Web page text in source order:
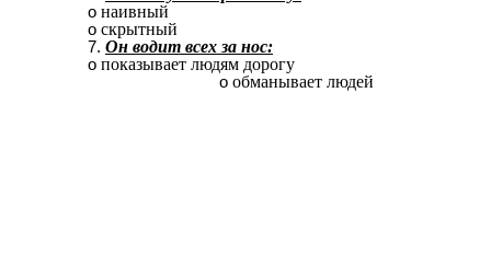
наивный
скрытный
Он водит всех за нос:
показывает людям дорогу
обманывает людей